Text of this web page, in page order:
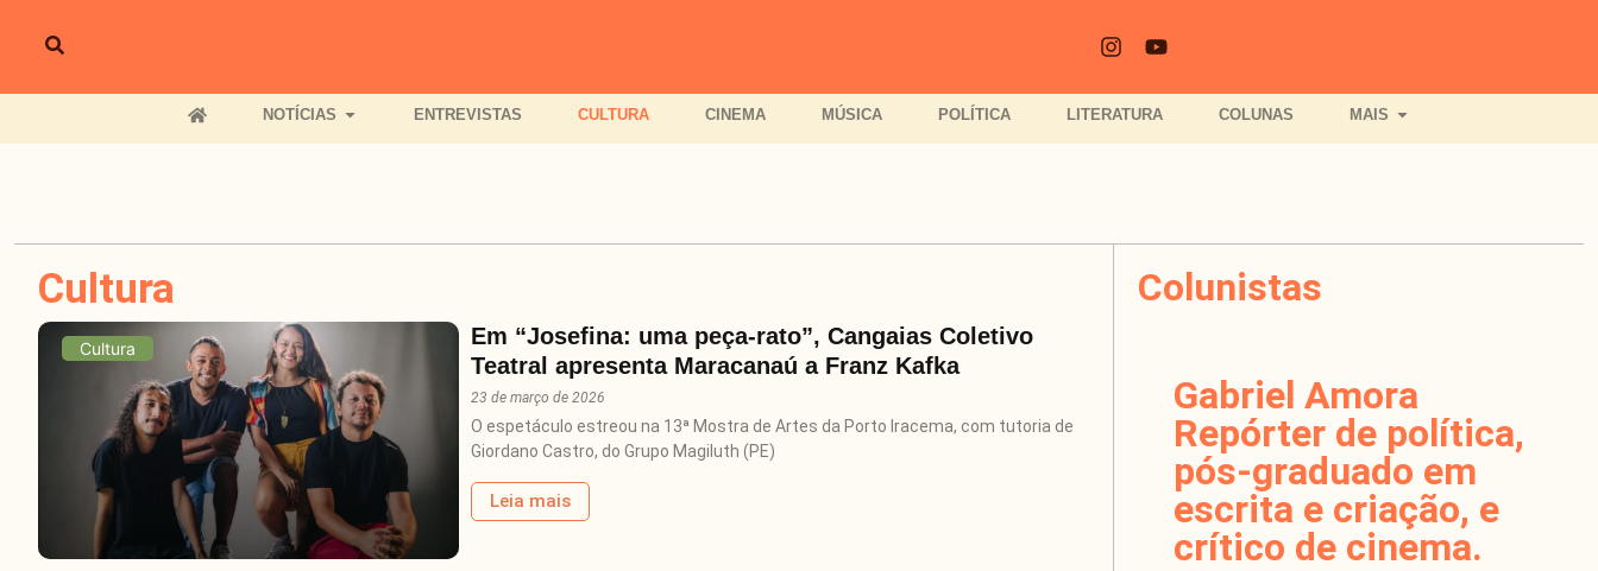
NOTÍCIAS ENTREVISTAS CULTURA CINEMA MÚSICA POLÍTICA LITERATURA COLUNAS MAIS
Cultura
Cultura
Em “Josefina: uma peça-rato”, Cangaias Coletivo
Teatral apresenta Maracanaú a Franz Kafka
23 de março de 2026
O espetáculo estreou na 13ª Mostra de Artes da Porto Iracema, com tutoria de
Giordano Castro, do Grupo Magiluth (PE)
Leia mais
Colunistas
Gabriel Amora
Repórter de política,
pós-graduado em
escrita e criação, e
crítico de cinema.